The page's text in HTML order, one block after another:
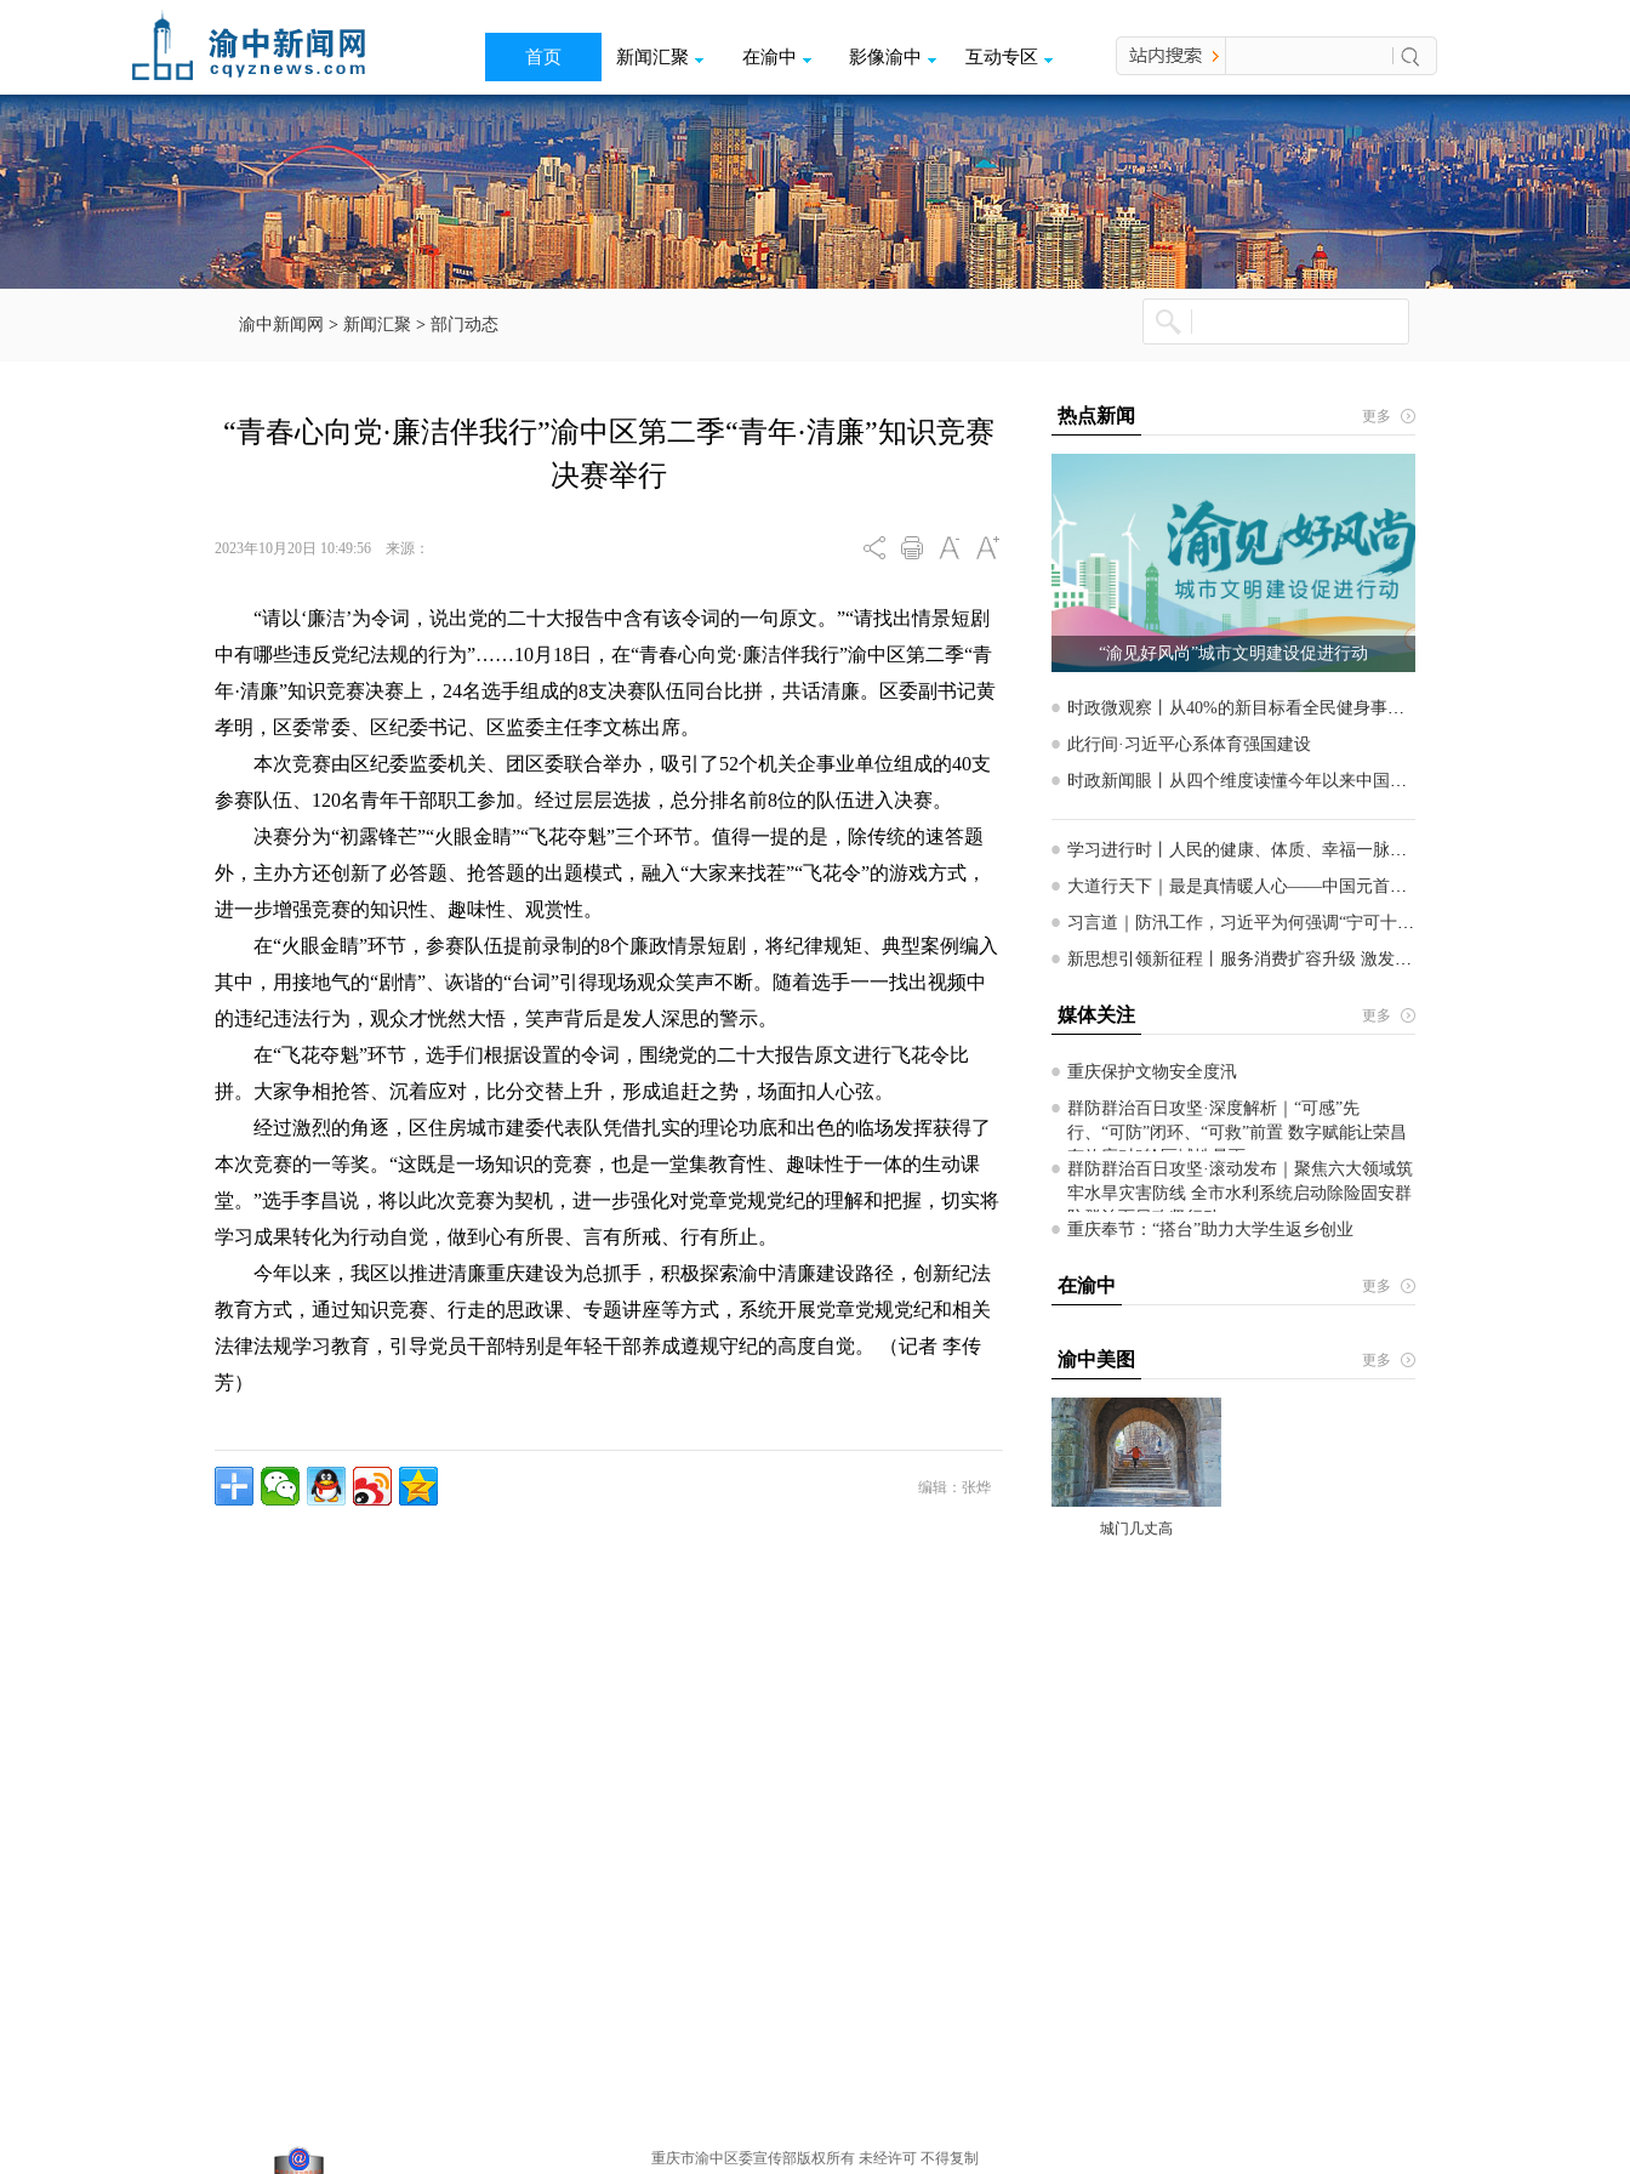
首页 新闻汇聚 在渝中 影像渝中 互动专区
渝中新闻网 > 新闻汇聚 > 部门动态
“青春心向党·廉洁伴我行”渝中区第二季“青年·清廉”知识竞赛
决赛举行
2023年10月20日 10:49:56 来源：
“请以‘廉洁’为令词，说出党的二十大报告中含有该令词的一句原文。”“请找出情景短剧
中有哪些违反党纪法规的行为”……10月18日，在“青春心向党·廉洁伴我行”渝中区第二季“青
年·清廉”知识竞赛决赛上，24名选手组成的8支决赛队伍同台比拼，共话清廉。区委副书记黄
孝明，区委常委、区纪委书记、区监委主任李文栋出席。
本次竞赛由区纪委监委机关、团区委联合举办，吸引了52个机关企事业单位组成的40支
参赛队伍、120名青年干部职工参加。经过层层选拔，总分排名前8位的队伍进入决赛。
决赛分为“初露锋芒”“火眼金睛”“飞花夺魁”三个环节。值得一提的是，除传统的速答题
外，主办方还创新了必答题、抢答题的出题模式，融入“大家来找茬”“飞花令”的游戏方式，
进一步增强竞赛的知识性、趣味性、观赏性。
在“火眼金睛”环节，参赛队伍提前录制的8个廉政情景短剧，将纪律规矩、典型案例编入
其中，用接地气的“剧情”、诙谐的“台词”引得现场观众笑声不断。随着选手一一找出视频中
的违纪违法行为，观众才恍然大悟，笑声背后是发人深思的警示。
在“飞花夺魁”环节，选手们根据设置的令词，围绕党的二十大报告原文进行飞花令比
拼。大家争相抢答、沉着应对，比分交替上升，形成追赶之势，场面扣人心弦。
经过激烈的角逐，区住房城市建委代表队凭借扎实的理论功底和出色的临场发挥获得了
本次竞赛的一等奖。“这既是一场知识的竞赛，也是一堂集教育性、趣味性于一体的生动课
堂。”选手李昌说，将以此次竞赛为契机，进一步强化对党章党规党纪的理解和把握，切实将
学习成果转化为行动自觉，做到心有所畏、言有所戒、行有所止。
今年以来，我区以推进清廉重庆建设为总抓手，积极探索渝中清廉建设路径，创新纪法
教育方式，通过知识竞赛、行走的思政课、专题讲座等方式，系统开展党章党规党纪和相关
法律法规学习教育，引导党员干部特别是年轻干部养成遵规守纪的高度自觉。 （记者 李传
芳）
编辑：张烨
重庆市渝中区委宣传部版权所有 未经许可 不得复制